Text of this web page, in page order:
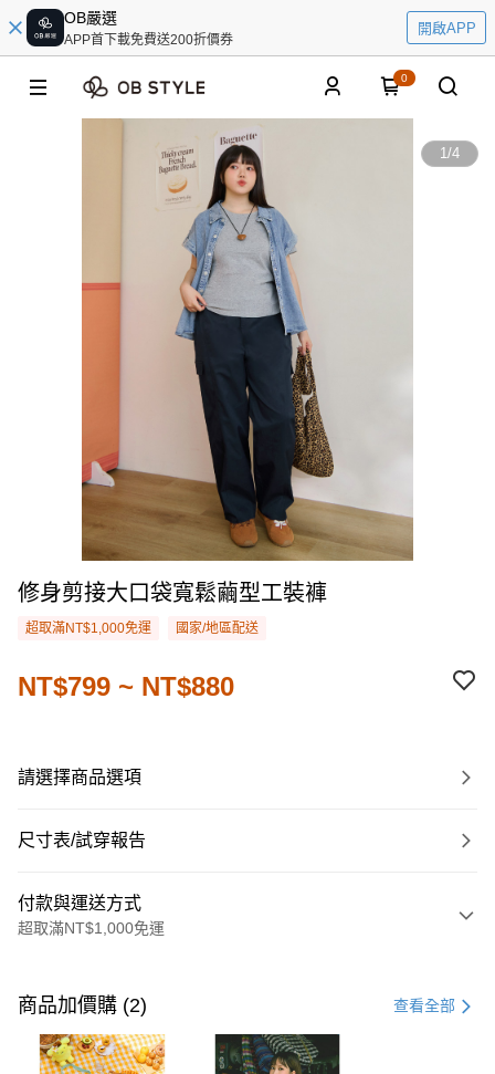
OB嚴選
APP首下載免費送200折價券
開啟APP
0
1/4
修身剪接大口袋寬鬆繭型工裝褲
超取滿NT$1,000免運 國家/地區配送
NT$799 ~ NT$880
請選擇商品選項
尺寸表/試穿報告
付款與運送方式
超取滿NT$1,000免運
信用卡一次付款
購物金
商品加價購 (2) 查看全部